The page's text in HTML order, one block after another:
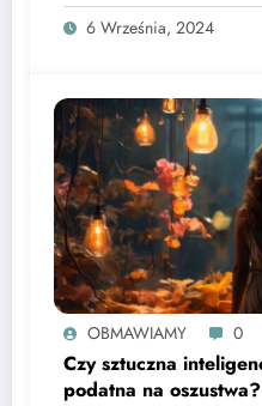
6 Września, 2024
OBMAWIAMY 0
Czy sztuczna
podatna na oszustwa?